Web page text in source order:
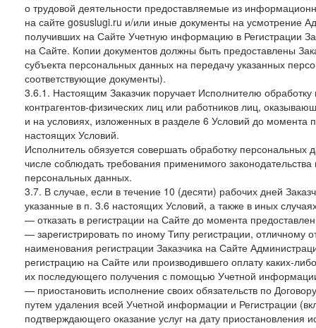
о трудовой деятельности предоставляемые из
на сайте gosuslugi.ru и/или иные документы на усмотрение
получивших на Сайте Учетную информацию в Регистрации
на Сайте. Копии документов должны быть предоставлены
субъекта персональных данных на передачу указанных
соответствующие документы).
3.6.1. Настоящим Заказчик поручает Исполнителю
контрагентов-физических лиц или работников лиц,
и на условиях, изложенных в разделе 6 Условий до момента
настоящих Условий.
Исполнитель обязуется совершать обработку
числе соблюдать требования применимого
персональных данных.
3.7. В случае, если в течение 10 (десяти) рабочих дней
указанные в п. 3.6 настоящих Условий, а также в иных
— отказать в регистрации на Сайте до момента
— зарегистрировать по иному Типу регистрации, отличному
наименования регистрации Заказчика на Сайте
регистрацию на Сайте или производившего оплату каких-
их последующего получения с помощью Учетной
— приостановить исполнение своих обязательств по
путем удаления всей Учетной информации и Регистрации
подтверждающего оказание услуг на дату приостановления